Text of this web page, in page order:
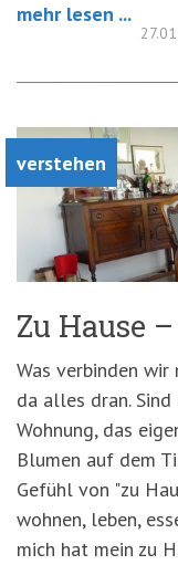
mehr lesen ...
verstehen
Zu Hause
Was verbinden
da alles dran.
Wohnung, das
Blumen auf dem
Gefühl von "zu
wohnen, leben,
mich hat mein zu